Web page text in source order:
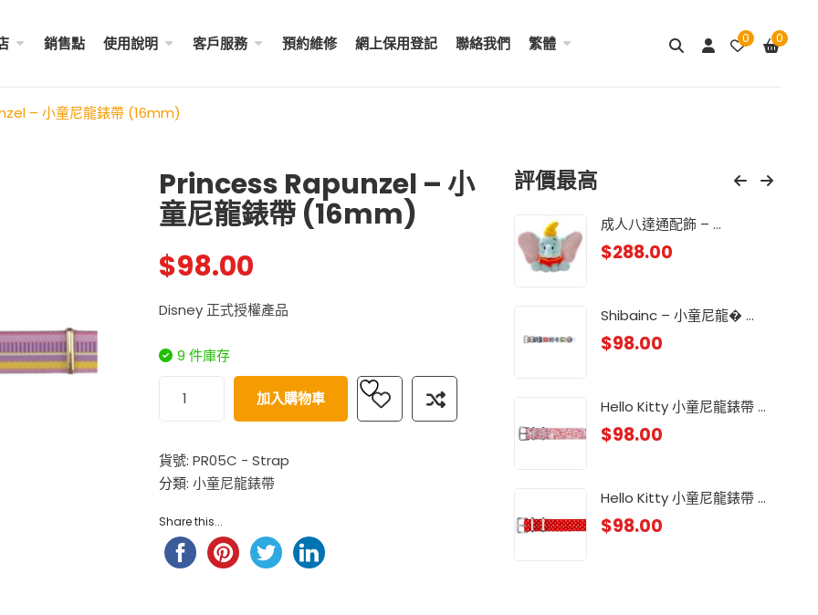
銷售點 使用說明 客戶服務 預約維修 網上保用登記 聯絡我們 繁體 0 0
– 小童尼龍錶帶 (16mm)
Princess Rapunzel – 小
童尼龍錶帶 (16mm)
$98.00
Disney 正式授權產品
9 件庫存
加入購物車
貨號:PR05C - Strap
分類:小童尼龍錶帶
Share this...
評價最高
成人八達通配飾 – ...
Shibainc – 小童尼龍� ...
$98.00
Hello Kitty 小童尼龍錶帶 ...
My Melody 小童尼龍錶帶 & ...
$
$98.00
$98.00
$88.00
成人八達通配飾 – ...
$288.00
Shibainc – 小童尼龍� ...
$98.00
Hello Kitty 小童尼龍錶帶 ...
$98.00
Hello Kitty 小童尼龍錶帶 ...
$98.00